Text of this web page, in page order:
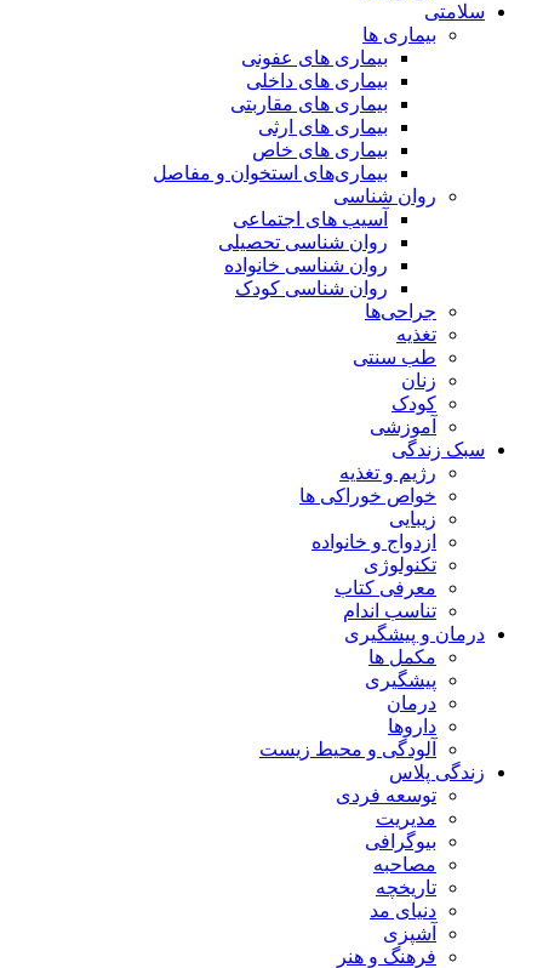
سلامتی
بیماری ها
بیماری های عفونی
بیماری های داخلی
بیماری های مقاربتی
بیماری های ارثی
بیماری های خاص
بیماری‌های استخوان و مفاصل
روان شناسی
آسیب های اجتماعی
روان شناسی تحصیلی
روان شناسی خانواده
روان شناسی کودک
جراحی‌ها
تغذیه
طب سنتی
زنان
کودک
آموزشی
سبک زندگی
رژیم و تغذیه
خواص خوراکی ها
زیبایی
ازدواج و خانواده
تکنولوژی
معرفی کتاب
تناسب اندام
درمان و پیشگیری
مکمل ها
پیشگیری
درمان
داروها
آلودگی و محیط زیست
زندگی پلاس
توسعه فردی
مدیریت
بیوگرافی
مصاحبه
تاریخچه
دنیای مد
آشپزی
فرهنگ و هنر